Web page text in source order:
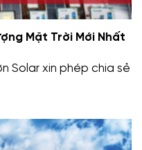
Mặt Trời Mới Nhất
Solar xin phép chia sẻ